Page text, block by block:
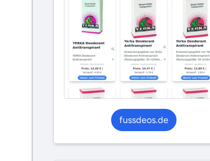
fussdeos.de